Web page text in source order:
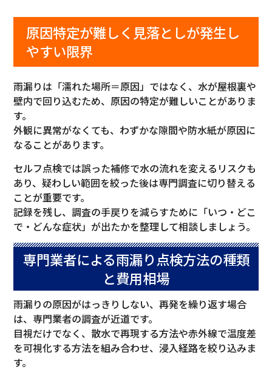
原因特定が難しく見落としが発生し
やすい限界
雨漏りは「濡れた場所＝原因」ではなく、水が屋根裏や
壁内で回り込むため、原因の特定が難しいことがありま
す。
外観に異常がなくても、わずかな隙間や防水紙が原因に
なることがあります。
セルフ点検では誤った補修で水の流れを変えるリスクも
あり、疑わしい範囲を絞った後は専門調査に切り替える
ことが重要です。
記録を残し、調査の手戻りを減らすために「いつ・どこ
で・どんな症状」が出たかを整理して相談しましょう。
専門業者による雨漏り点検方法の種類
と費用相場
雨漏りの原因がはっきりしない、再発を繰り返す場合
は、専門業者の調査が近道です。
目視だけでなく、散水で再現する方法や赤外線で温度差
を可視化する方法を組み合わせ、浸入経路を絞り込みま
す。